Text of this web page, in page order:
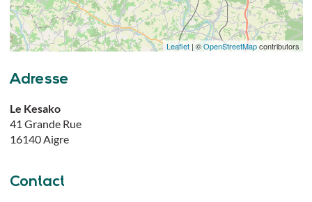
Leaflet| ©OpenStreetMapcontributors
Adresse
Le Kesako
41 Grande Rue
16140 Aigre
Contact